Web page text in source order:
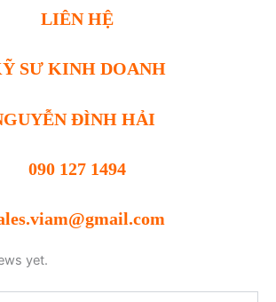
LIÊN HỆ
SƯ KINH DOANH
ĐÌNH HẢI
090 127 1494
yet.